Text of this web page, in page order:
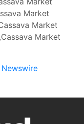
Market
Market
Market
Newswire